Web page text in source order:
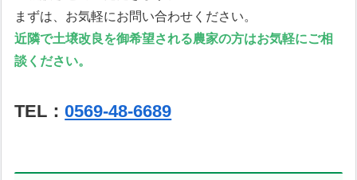
まずは、お気軽にお問い合わせください。
近隣で土壌改良を御希望される農家の方はお気軽にご相
談ください。
TEL：0569-48-6689